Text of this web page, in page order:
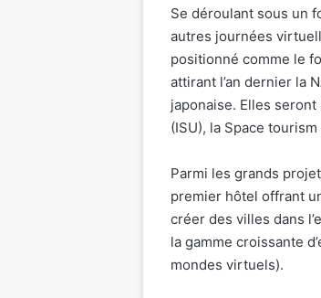
Se déroulant sous un
autres journées
positionné comme le
attirant l’an dernier la
japonaise. Elles
(ISU), la Space
Parmi les grands
premier hôtel offrant
créer des villes dans
la gamme croissante
mondes virtuels).